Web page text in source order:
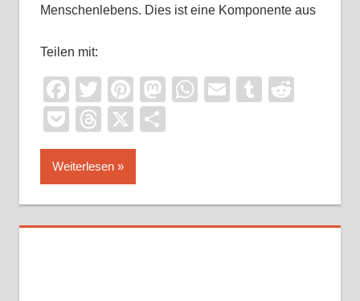
Menschenlebens. Dies ist eine Komponente aus
Teilen mit:
Facebook
TwitterPinterest
Mastodon
WhatsApp
EmailTumblr
PocketThreads
X
Weiterlesen